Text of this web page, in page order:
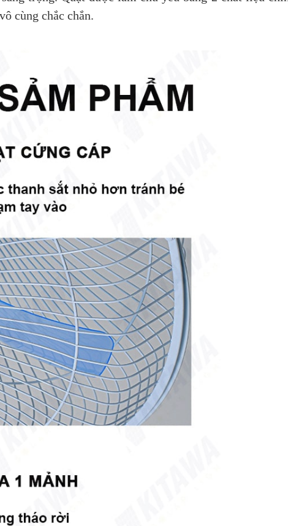
cùng chắc chắn.